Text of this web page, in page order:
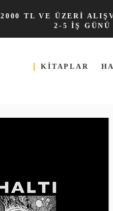
2000 TL VE ÜZERİ
2-5 İŞ
KİTAPLAR